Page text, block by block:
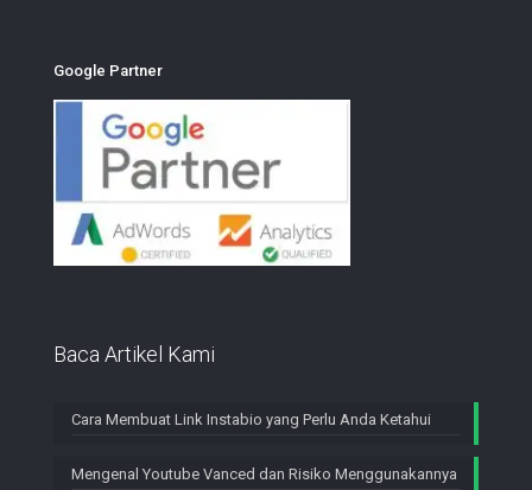
Google Partner
Baca Artikel Kami
Cara Membuat Link Instabio yang Perlu Anda Ketahui
Mengenal Youtube Vanced dan Risiko Menggunakannya